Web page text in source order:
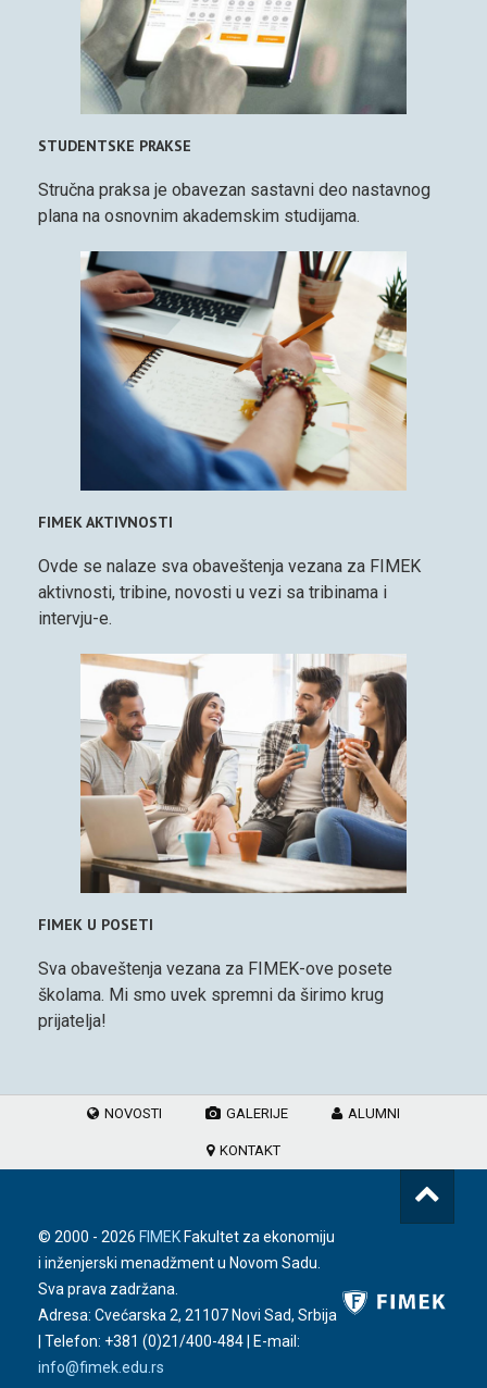
STUDENTSKE PRAKSE
Stručna praksa je obavezan sastavni deo nastavnog
plana na osnovnim akademskim studijama.
FIMEK AKTIVNOSTI
Ovde se nalaze sva obaveštenja vezana za FIMEK
aktivnosti, tribine, novosti u vezi sa tribinama i
intervju-e.
FIMEK U POSETI
Sva obaveštenja vezana za FIMEK-ove posete
školama. Mi smo uvek spremni da širimo krug
prijatelja!
NOVOSTI GALERIJE ALUMNI
KONTAKT
© 2000 - 2026 FIMEK Fakultet za ekonomiju
i inženjerski menadžment u Novom Sadu.
Sva prava zadržana.
Adresa: Cvećarska 2, 21107 Novi Sad, Srbija
| Telefon: +381 (0)21/400-484 | E-mail:
info@fimek.edu.rs